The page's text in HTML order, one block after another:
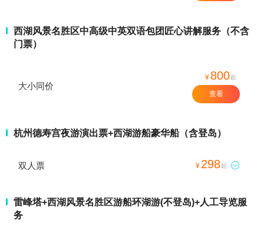
西湖风景名胜区中高级中英双语包团匠心讲解服务（不含
门票）
大小同价
¥ 800起
查看
杭州德寿宫夜游演出票+西湖游船豪华船（含登岛）
双人票 ¥ 298起 
雷峰塔+西湖风景名胜区游船环湖游(不登岛)+人工导览服
务